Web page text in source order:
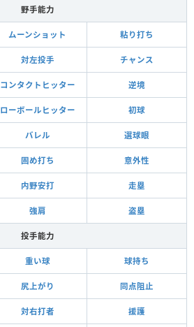
野手能力
ムーンショット 粘り打ち
対左投手 チャンス
コンタクトヒッター 逆境
ローボールヒッター 初球
バレル 選球眼
固め打ち 意外性
内野安打 走塁
強肩 盗塁
投手能力
重い球 球持ち
尻上がり 同点阻止
対右打者 援護